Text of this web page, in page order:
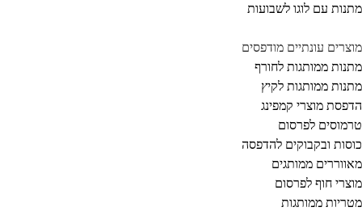
עם לוגו לשבועות
עונתיים מודפסים
ממותגות לחורף
ממותגות לקיץ
מוצרי קמפינג
לפרסום
ובקבוקים להדפסה
ממותגים
חוף לפרסום
ממותגות